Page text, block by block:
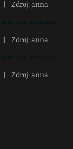
Zdroj: anna
Zdroj: anna
Zdroj: anna